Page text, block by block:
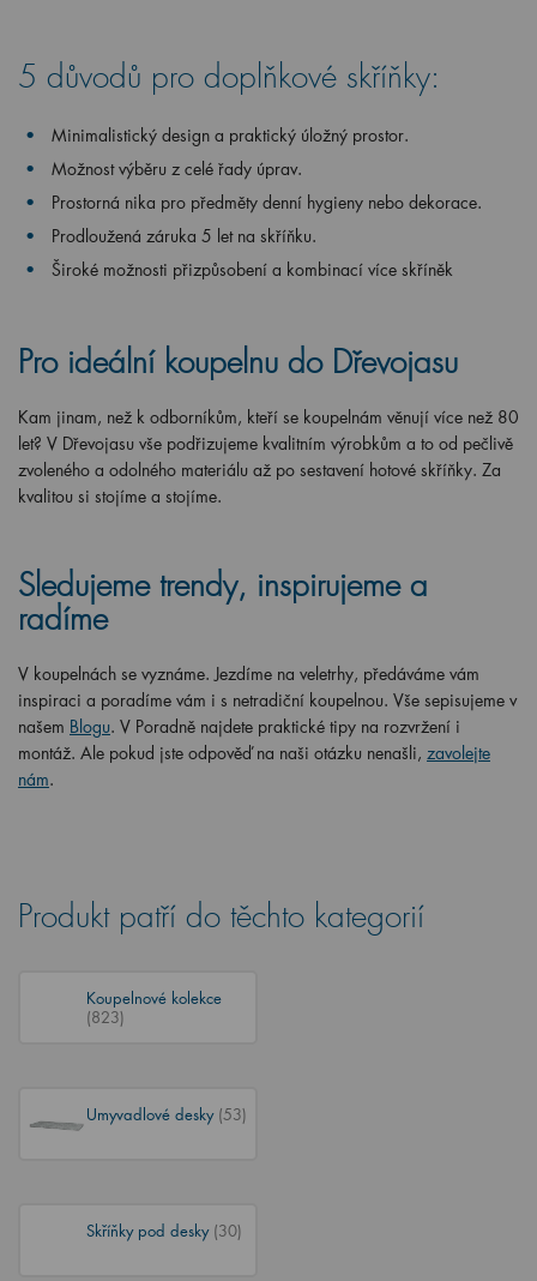
5 důvodů pro doplňkové skříňky:
Minimalistický design a praktický úložný prostor.
Možnost výběru z celé řady úprav.
Prostorná nika pro předměty denní hygieny nebo dekorace.
Prodloužená záruka 5 let na skříňku.
Široké možnosti přizpůsobení a kombinací více skříněk
Pro ideální koupelnu do Dřevojasu
Kam jinam, než k odborníkům, kteří se koupelnám věnují více než 80
let? V Dřevojasu vše podřizujeme kvalitním výrobkům a to od pečlivě
zvoleného a odolného materiálu až po sestavení hotové skříňky. Za
kvalitou si stojíme a stojíme.
Sledujeme trendy, inspirujeme a
radíme
V koupelnách se vyznáme. Jezdíme na veletrhy, předáváme vám
inspiraci a poradíme vám i s netradiční koupelnou. Vše sepisujeme v
našem Blogu. V Poradně najdete praktické tipy na rozvržení i
montáž. Ale pokud jste odpověď na naši otázku nenašli, zavolejte
nám.
Produkt patří do těchto kategorií
Koupelnové kolekce
(823)
Umyvadlové desky (53)
Skříňky pod desky (30)